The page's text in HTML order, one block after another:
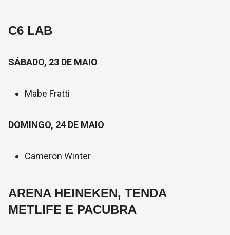
C6 LAB
SÁBADO, 23 DE MAIO
Mabe Fratti
DOMINGO, 24 DE MAIO
Cameron Winter
ARENA HEINEKEN, TENDA
METLIFE E PACUBRA